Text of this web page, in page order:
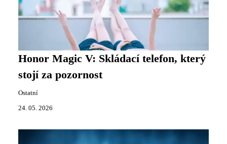
Honor Magic V: Skládací telefon, který
stojí za pozornost
Ostatní
24. 05. 2026